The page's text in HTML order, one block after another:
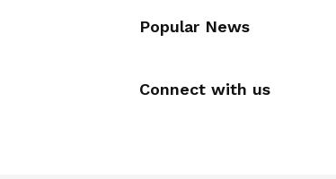
Popular News
Connect with us